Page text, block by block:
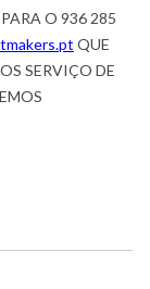
O 936 285
QUE
SERVIÇO DE